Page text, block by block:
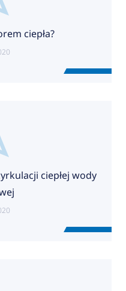
ciepła?
ciepłej wody